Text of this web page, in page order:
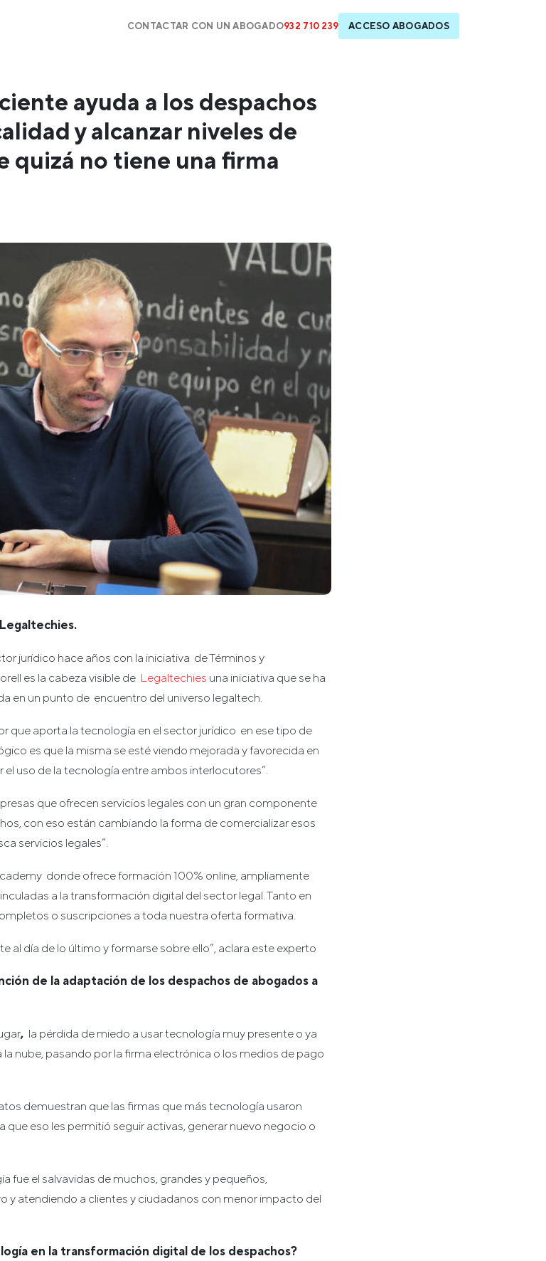
CONTACTAR CON UN ABOGADO932 710 239 ACCESO ABOGADOS
ayuda a los despachos
y alcanzar niveles de
quizá no tiene una firma
jurídico hace años con la iniciativa de Términos y
es la cabeza visible de Legaltechies una iniciativa que se ha
en un punto de encuentro del universo legaltech.
que aporta la tecnología en el sector jurídico en ese tipo de
es que la misma se esté viendo mejorada y favorecida en
uso de la tecnología entre ambos interlocutores”.
que ofrecen servicios legales con un gran componente
con eso están cambiando la forma de comercializar esos
servicios legales”.
donde ofrece formación 100% online, ampliamente
a la transformación digital del sector legal. Tanto en
o suscripciones a toda nuestra oferta formativa.
al día de lo último y formarse sobre ello”, aclara este experto
de la adaptación de los despachos de abogados a
, la pérdida de miedo a usar tecnología muy presente o ya
nube, pasando por la firma electrónica o los medios de pago
demuestran que las firmas que más tecnología usaron
que eso les permitió seguir activas, generar nuevo negocio o
fue el salvavidas de muchos, grandes y pequeños,
y atendiendo a clientes y ciudadanos con menor impacto del
en la transformación digital de los despachos?